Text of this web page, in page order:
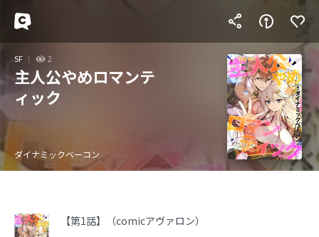
SF 2
主人公やめロマンテ
ィック
ダイナミックベーコン
【第1話】（comicアヴァロン）